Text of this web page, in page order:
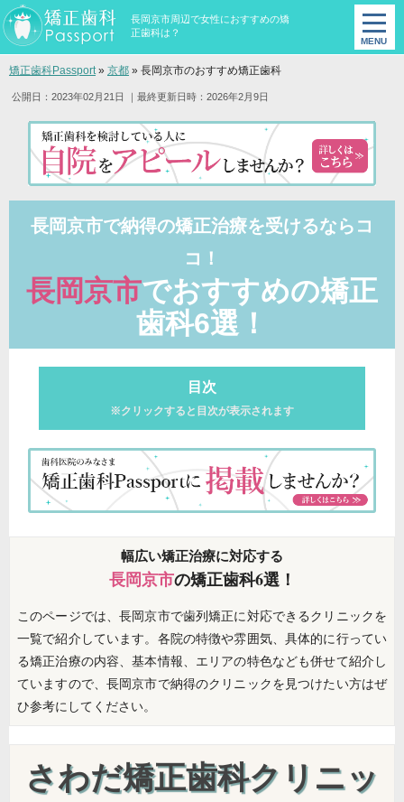
長岡京市周辺で女性におすすめの矯
正歯科は？
矯正歯科Passport» 京都 » 長岡京市のおすすめ矯正歯科
公開日：2023年02月21日 ｜最終更新日時：2026年2月9日
長岡京市で納得の矯正治療を受けるならコ
コ！
長岡京市でおすすめの矯正
歯科6選！
目次
※クリックすると目次が表示されます
幅広い矯正治療に対応する
長岡京市の矯正歯科6選！
このページでは、長岡京市で歯列矯正に対応できるクリニックを
一覧で紹介しています。各院の特徴や雰囲気、具体的に行ってい
る矯正治療の内容、基本情報、エリアの特色なども併せて紹介し
ていますので、長岡京市で納得のクリニックを見つけたい方はぜ
ひ参考にしてください。
さわだ矯正歯科クリニッ